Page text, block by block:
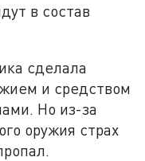
в состав
сделала
и средством
Но из-за
оружия страх